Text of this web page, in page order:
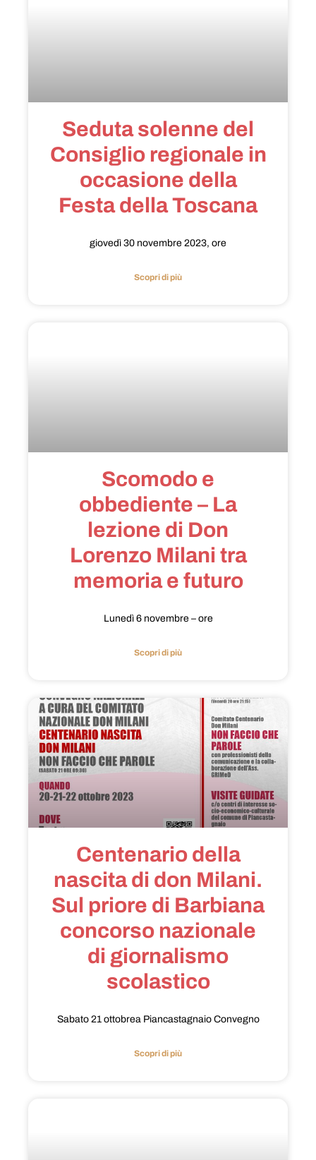
Seduta solenne del
Consiglio regionale in
occasione della
Festa della Toscana
giovedì 30 novembre 2023, ore
Scopri di più
Scomodo e
obbediente – La
lezione di Don
Lorenzo Milani tra
memoria e futuro
Lunedì 6 novembre – ore
Scopri di più
Centenario della
nascita di don Milani.
Sul priore di Barbiana
concorso nazionale
di giornalismo
scolastico
Sabato 21 ottobrea Piancastagnaio Convegno
Scopri di più